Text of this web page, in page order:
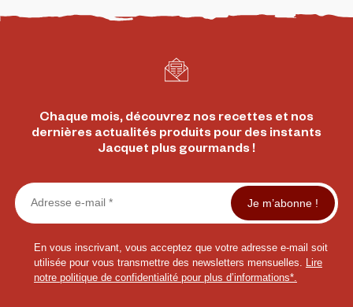
Chaque mois, découvrez nos recettes et nos
dernières actualités produits pour des instants
Jacquet plus gourmands !